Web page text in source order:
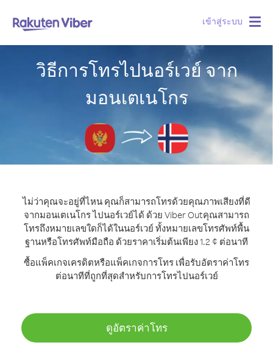
เข้าสู่ระบบ
วิธีการโทรไปนอร์เวย์ จาก
มอนเตเนโกร
ไม่ว่าคุณจะอยู่ที่ไหน คุณก็สามารถโทรด้วยคุณภาพเสียงที่ดี
จากมอนเตเนโกร ไปนอร์เวย์ได้ ด้วย Viber Outคุณสามารถ
โทรถึงหมายเลขใดก็ได้ในนอร์เวย์ ทั้งหมายเลขโทรศัพท์พื้น
ฐานหรือโทรศัพท์มือถือ ด้วยราคาเริ่มต้นเพียง 1.2 ¢ ต่อนาที
ซื้อแพ็คเกจเครดิตหรือแพ็คเกจการโทร เพื่อรับอัตราค่าโทร
ต่อนาทีที่ถูกที่สุดสำหรับการโทรไปนอร์เวย์
ดูอัตราค่าโทร